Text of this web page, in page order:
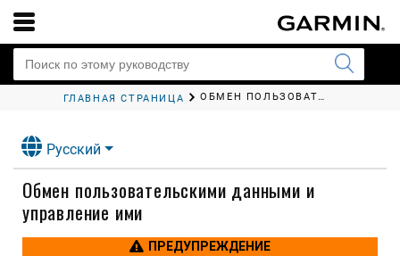
ГЛАВНАЯ СТРАНИЦА ОБМЕН ПОЛЬЗОВАТЕЛЬСКИМИ ДАННЫМИ И УПРАВЛЕНИЕ ИМИ
Русский
Обмен пользовательскими данными и
управление ими
ПРЕДУПРЕЖДЕНИЕ